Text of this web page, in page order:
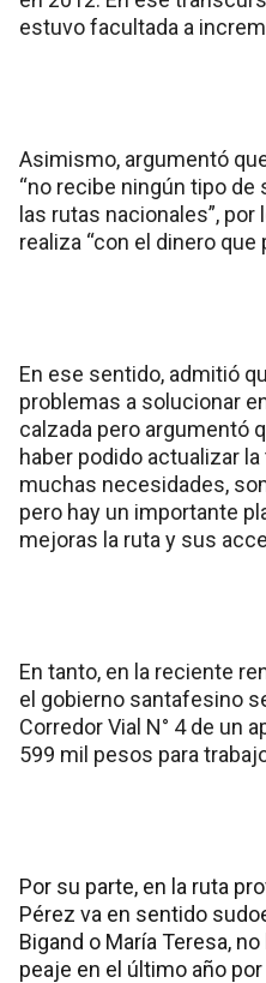
estuvo facultada a
Asimismo, argumentó
“no recibe ningún tipo
las rutas nacionales”,
realiza “con el dinero que
En ese sentido, admitió
problemas a solucionar
calzada pero argumentó
haber podido actualizar la
muchas necesidades,
pero hay un importante
mejoras la ruta y sus
En tanto, en la reciente
el gobierno santafesino
Corredor Vial N° 4 de un
599 mil pesos para
Por su parte, en la ruta
Pérez va en sentido
Bigand o María Teresa,
peaje en el último año